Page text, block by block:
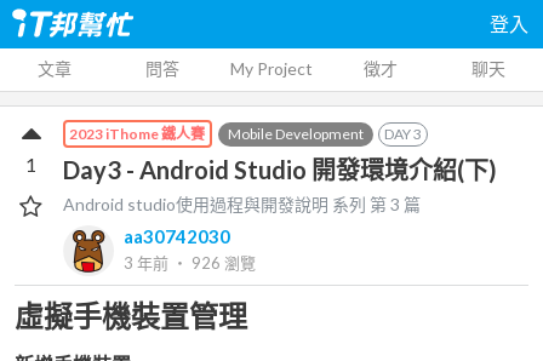
登入
文章 問答 My Project 徵才 聊天
2023 iThome 鐵人賽 Mobile Development DAY3
Day3 - Android Studio 開發環境介紹(下)
Android studio使用過程與開發說明 系列 第3 篇
aa30742030
3 年前 ‧ 926 瀏覽
1
虛擬手機裝置管理